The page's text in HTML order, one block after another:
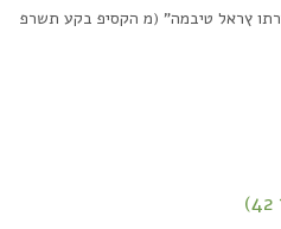
ץראל טיבמה" (מ הקסיפ בקע תשרפ